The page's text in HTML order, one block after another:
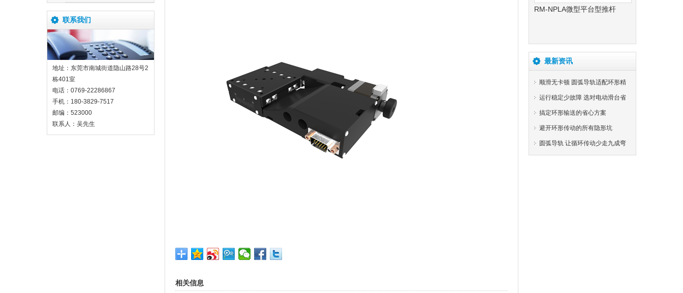
联系我们
地址：东莞市南城街道隐山路28号2
栋401室
电话：0769-22286867
手机：180-3829-7517
邮编：523000
联系人：吴先生
相关信息
RM-NPLA微型平台型推杆
RM-MGBR-ITG一体式翻转式
夹爪
最新资讯
顺滑无卡顿 圆弧导轨适配环形精
密输送工位
运行稳定少故障 选对电动滑台省
掉运维麻烦
搞定环形输送的省心方案
避开环形传动的所有隐形坑
圆弧导轨 让循环传动少走九成弯